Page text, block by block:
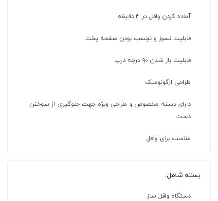
آماده کردن وافل در 4 دقیقه
قابلیت نسوز و نچسب بودن صفحه پخت
قابلیت باز شدن ۹۰ درجه درب
طراحی ارگونومیک
دارای دسته مخصوص و طراحی ویژه جهت جلوگیری از سوختن
دست
مناسب برای وافل
بسته شامل:
دستگاه وافل ساز